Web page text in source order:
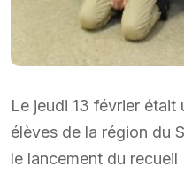
Le jeudi 13 février était
élèves de la région du
le lancement du